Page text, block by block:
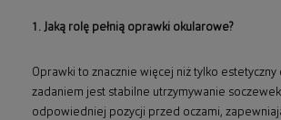
1. Jaką rolę pełnią oprawki okularowe?
Oprawki to znacznie więcej niż tylko estetyczny
zadaniem jest stabilne utrzymywanie
odpowiedniej pozycji przed oczami,